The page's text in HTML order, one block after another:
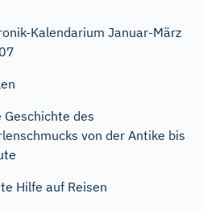
Kalendarium Januar-März
Geschichte des
von der Antike bis
Hilfe auf Reisen